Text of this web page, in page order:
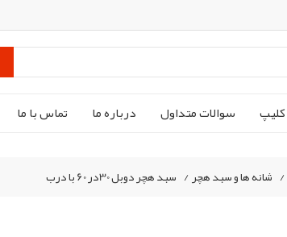
کليپ سوالات متداول درباره ما تماس با ما
/ شانه ها و سبد هچر/ سبد هچر دوبل 30در 60 با درب